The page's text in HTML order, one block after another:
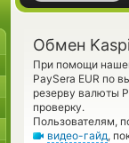
Обмен
При помощи
PaySera EUR по
резерву валюты
проверку.
Пользователям,
видео-гайд,